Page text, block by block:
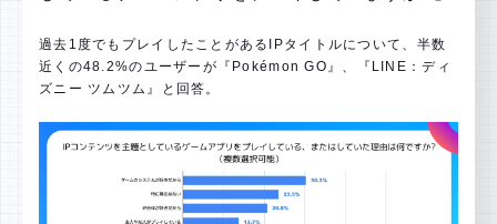
過去1度でもプレイしたことがあるIPタイトルについて、半数
近くの48.2%のユーザーが『Pokémon GO』、『LINE：ディ
ズニー ツムツム』と回答。